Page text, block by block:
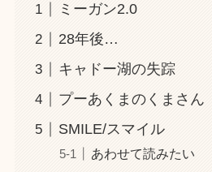
ミーガン2.0
28年後…
キャドー湖の失踪
プーあくまのくまさん
SMILE/スマイル
あわせて読みたい